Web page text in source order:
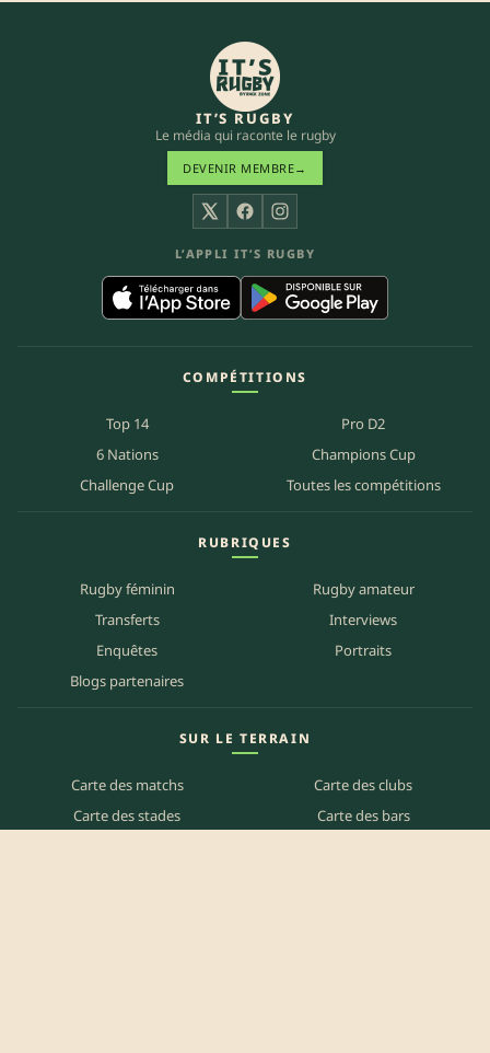
IT’S RUGBY
Le média qui raconte le rugby
DEVENIR MEMBRE→
X FacebookInstagram
L’APPLI IT’S RUGBY
COMPÉTITIONS
Top 14
Pro D2
6 Nations
Champions Cup
Challenge Cup
Toutes les compétitions
RUBRIQUES
Rugby féminin
Rugby amateur
Transferts
Interviews
Enquêtes
Portraits
Blogs partenaires
SUR LE TERRAIN
Carte des matchs
Carte des clubs
Carte des stades
Carte des bars